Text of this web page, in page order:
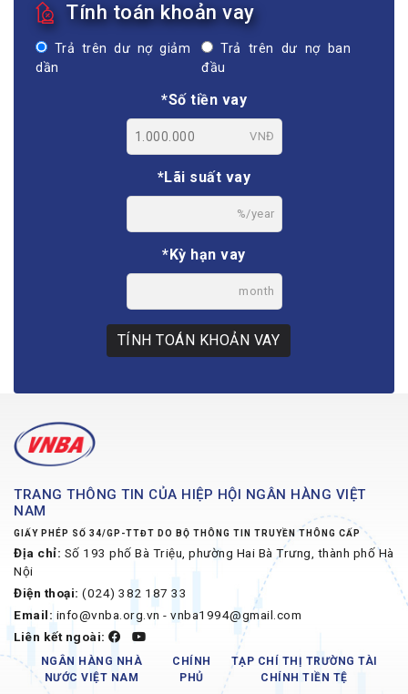
Tính toán khoản vay
Trả trên dư nợ giảm
dần
Trả trên dư nợ ban
đầu
*Số tiền vay
VNĐ
*Lãi suất vay
%/year
*Kỳ hạn vay
month
TÍNH TOÁN KHOẢN VAY
TRANG THÔNG TIN CỦA HIỆP HỘI NGÂN HÀNG VIỆT
NAM
GIẤY PHÉP SỐ 34/GP-TTĐT DO BỘ THÔNG TIN TRUYỀN THÔNG CẤP
Địa chỉ: Số 193 phố Bà Triệu, phường Hai Bà Trưng, thành phố Hà
Nội
Điện thoại: (024) 382 187 33
Email: info@vnba.org.vn - vnba1994@gmail.com
Liên kết ngoài:
NGÂN HÀNG NHÀ
NƯỚC VIỆT NAM
CHÍNH
PHỦ
TẠP CHÍ THỊ TRƯỜNG TÀI
CHÍNH TIỀN TỆ